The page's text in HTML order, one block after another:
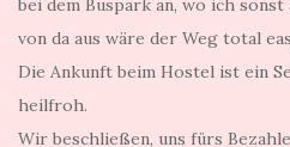
bei dem Buspark an, wo ich
von da aus wäre der Weg total
Die Ankunft beim Hostel ist ein
heilfroh.
Wir beschließen, uns fürs